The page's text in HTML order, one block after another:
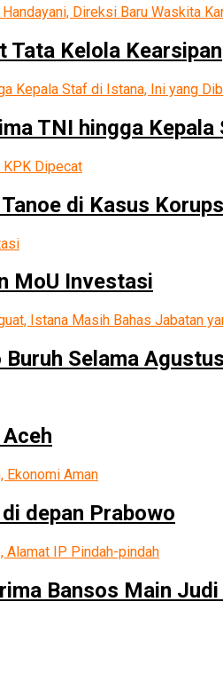
Tata Kelola Kearsipan
TNI hingga
di Kasus
MoU Investasi
Selama
depan Prabowo
Bansos Main Judi